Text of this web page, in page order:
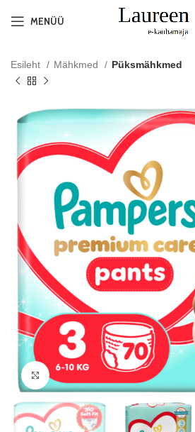
MENÜÜ
Esileht Mähkmed Püksmähkmed
Suurenda